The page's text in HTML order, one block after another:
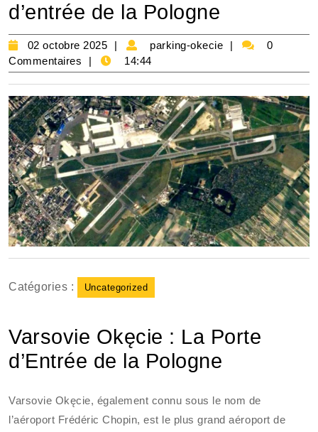
d’entrée de la Pologne
02 octobre 2025
02
octobre
2025
parking-okecie
parking-
0
Commentaires
14:44
Catégories : Uncategorized
Varsovie Okęcie : La Porte
d’Entrée de la Pologne
Varsovie Okęcie, également connu sous le nom de
l’aéroport Frédéric Chopin, est le plus grand aéroport de